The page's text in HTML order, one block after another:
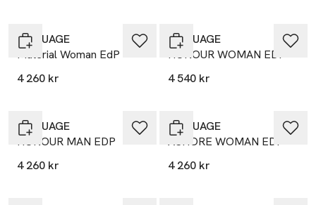
AMOUAGE
Material Woman EdP
4 260 kr
AMOUAGE
HONOUR WOMAN EDP
4 540 kr
AMOUAGE
HONOUR MAN EDP
4 260 kr
AMOUAGE
ASHORE WOMAN EDP
4 260 kr